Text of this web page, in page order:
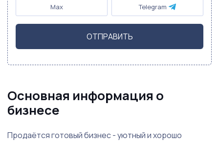
Max Telegram
ОТПРАВИТЬ
Основная информация о
бизнесе
Продаётся готовый бизнес - уютный и хорошо